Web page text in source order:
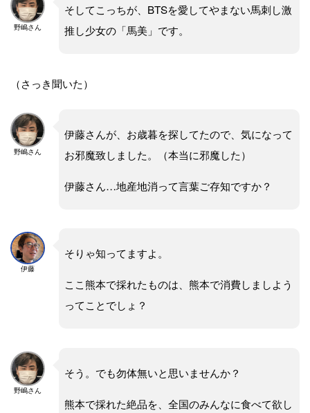
野嶋さん
そしてこっちが、BTSを愛してやまない馬刺し激
推し少女の「馬美」です。
（さっき聞いた）
野嶋さん
伊藤さんが、お歳暮を探してたので、気になって
お邪魔致しました。（本当に邪魔した）
伊藤さん…地産地消って言葉ご存知ですか？
伊藤
そりゃ知ってますよ。
ここ熊本で採れたものは、熊本で消費しましよう
ってことでしょ？
野嶋さん
そう。でも勿体無いと思いませんか？
熊本で採れた絶品を、全国のみんなに食べて欲し